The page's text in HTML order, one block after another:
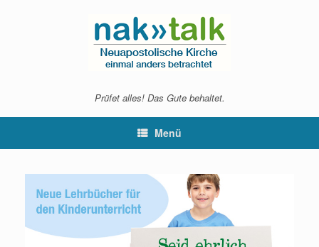
Prüfet alles! Das Gute behaltet.
Menü